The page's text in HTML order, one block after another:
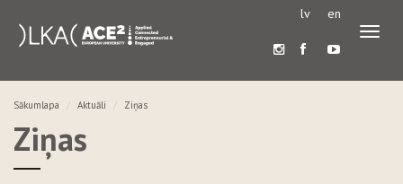
lv en
Sākumlapa Aktuāli Ziņas
Ziņas